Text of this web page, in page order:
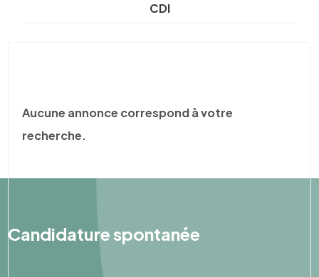
CDI
Aucune annonce correspond à votre
recherche.
Candidature spontanée